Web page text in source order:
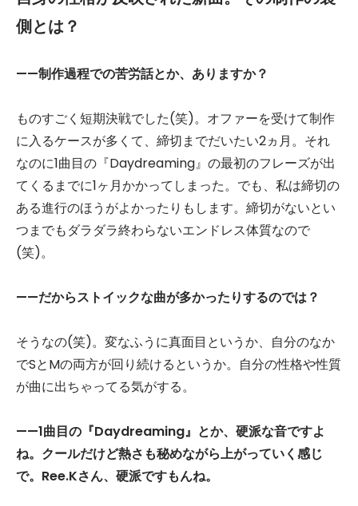
側とは？
——制作過程での苦労話とか、ありますか？
ものすごく短期決戦でした(笑)。オファーを受けて制作
に入るケースが多くて、締切までだいたい2ヵ月。それ
なのに1曲目の『Daydreaming』の最初のフレーズが出
てくるまでに1ヶ月かかってしまった。でも、私は締切の
ある進行のほうがよかったりもします。締切がないとい
つまでもダラダラ終わらないエンドレス体質なので
(笑)。
——だからストイックな曲が多かったりするのでは？
そうなの(笑)。変なふうに真面目というか、自分のなか
でSとMの両方が回り続けるというか。自分の性格や性質
が曲に出ちゃってる気がする。
——1曲目の『Daydreaming』とか、硬派な音ですよ
ね。クールだけど熱さも秘めながら上がっていく感じ
で。Ree.Kさん、硬派ですもんね。